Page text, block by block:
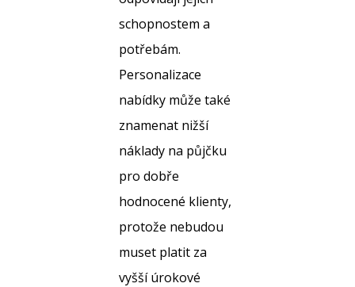
schopnostem a
potřebám.
Personalizace
nabídky může také
znamenat nižší
náklady na půjčku
pro dobře
hodnocené klienty,
protože nebudou
muset platit za
vyšší úrokové